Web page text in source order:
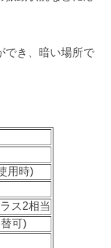
でき、暗い場所で
用時)
ス2相当
可)